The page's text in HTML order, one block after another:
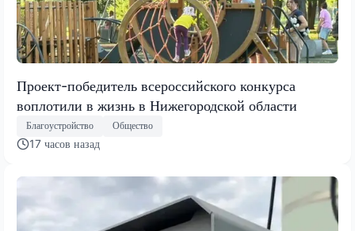
Проект-победитель всероссийского конкурса
воплотили в жизнь в Нижегородской области
Благоустройство Общество
17 часов назад